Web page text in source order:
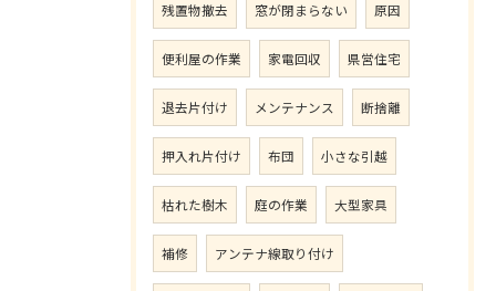
残置物撤去 窓が閉まらない 原因
便利屋の作業 家電回収 県営住宅
退去片付け メンテナンス 断捨離
押入れ片付け 布団 小さな引越
枯れた樹木 庭の作業 大型家具
補修 アンテナ線取り付け